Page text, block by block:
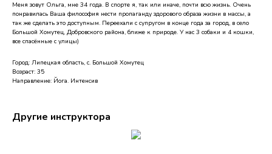
Меня зовут Ольга, мне 34 года. В спорте я, так или иначе, почти всю жизнь. Очень
понравилась Ваша философия нести пропаганду здорового образа жизни в массы, а
так же сделать это доступным. Переехали с супругом в конце года за город, в село
Большой Хомутец, Добровского района, ближе к природе. У нас 3 собаки и 4 кошки,
все спасённые с улицы)
Город: Липецкая область, с. Большой Хомутец
Возраст: 35
Направление: Йога. Интенсив
Другие инструктора